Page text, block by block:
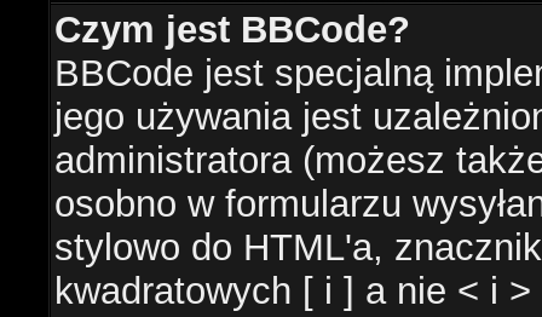
Czym jest BBCode?
BBCode jest specjalną
jego używania jest
administratora (możesz
osobno w formularzu
stylowo do HTML'a,
kwadratowych [ i ] a nie < i